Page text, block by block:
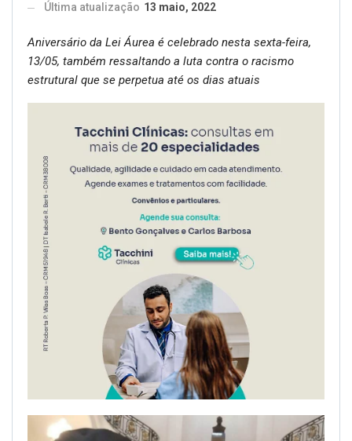
Última atualização 13 maio, 2022
Aniversário da Lei Áurea é celebrado nesta sexta-feira,
13/05, também ressaltando a luta contra o racismo
estrutural que se perpetua até os dias atuais